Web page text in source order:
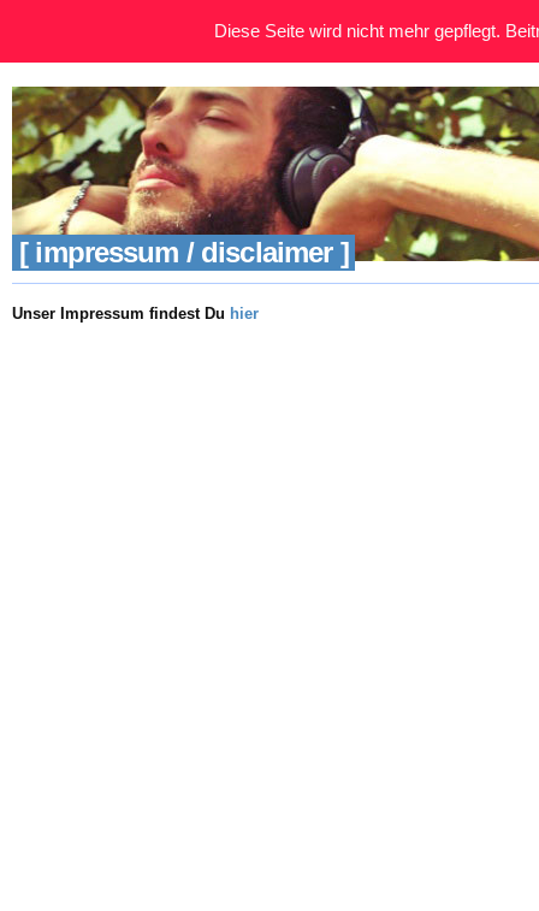
[ impressum / disclaimer ]
Unser Impressum findest Du hier
Diese Seite wird nicht mehr gepflegt.